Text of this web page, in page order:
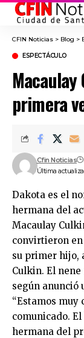
CFIN Noticias > Blog >
ESPECTÁCULO
primera
Última
Cfin Noticias
Dakota es el
hermana del
Macaulay
convirtieron
su primer hijo,
Culkin. El
según anunció
“Estamos muy
comunicado.
hermana del